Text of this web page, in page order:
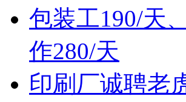
包装工190/天
作280/天
印刷厂诚聘老